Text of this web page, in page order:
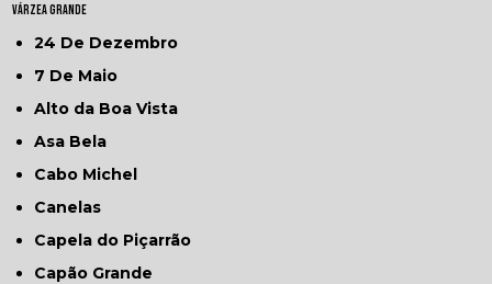
Várzea Grande
24 De Dezembro
7 De Maio
Alto da Boa Vista
Asa Bela
Cabo Michel
Canelas
Capela do Piçarrão
Capão Grande